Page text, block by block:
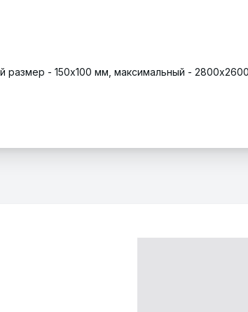
размер - 150х100 мм, максимальный -